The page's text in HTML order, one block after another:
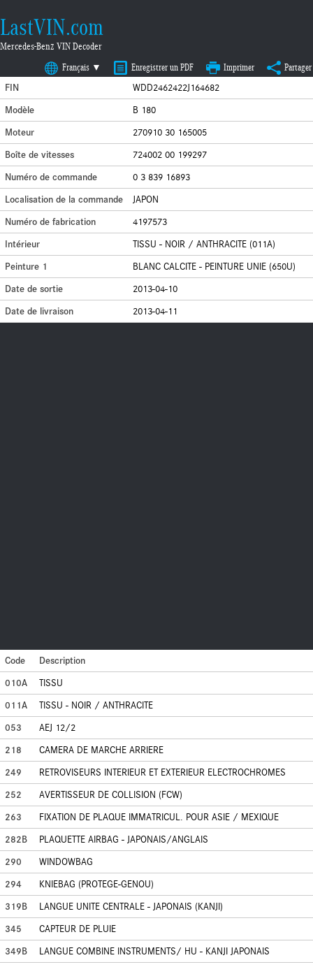
LastVIN.com
Mercedes-Benz VIN Decoder
Français ▼ Enregistrer un PDF Imprimer Partager
FIN
WDD2462422J164682
Modèle
B 180
Moteur
270910 30 165005
Boîte de vitesses
724002 00 199297
Numéro de commande
0 3 839 16893
Localisation de la commande
JAPON
Numéro de fabrication
4197573
Intérieur
TISSU - NOIR / ANTHRACITE (011A)
Peinture 1
BLANC CALCITE - PEINTURE UNIE (650U)
Date de sortie
2013-04-10
Date de livraison
2013-04-11
Code
Description
010A
TISSU
011A
TISSU - NOIR / ANTHRACITE
053
AEJ 12/2
218
CAMERA DE MARCHE ARRIERE
249
RETROVISEURS INTERIEUR ET EXTERIEUR ELECTROCHROMES
252
AVERTISSEUR DE COLLISION (FCW)
263
FIXATION DE PLAQUE IMMATRICUL. POUR ASIE / MEXIQUE
282B
PLAQUETTE AIRBAG - JAPONAIS/ANGLAIS
290
WINDOWBAG
294
KNIEBAG (PROTEGE-GENOU)
319B
LANGUE UNITE CENTRALE - JAPONAIS (KANJI)
345
CAPTEUR DE PLUIE
349B
LANGUE COMBINE INSTRUMENTS/ HU - KANJI JAPONAIS